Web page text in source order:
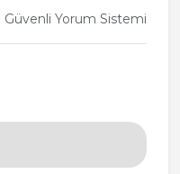
Güvenli Yorum Sistemi